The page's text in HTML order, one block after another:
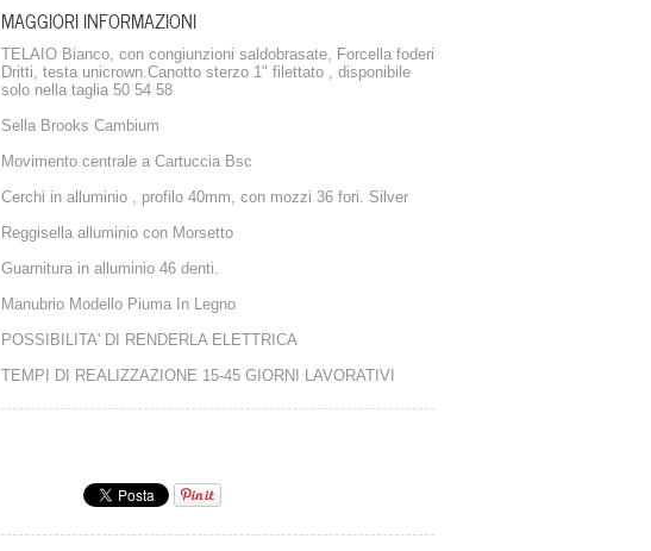
MAGGIORI INFORMAZIONI
TELAIO Bianco, con congiunzioni saldobrasate, Forcella foderi
Dritti, testa unicrown.Canotto sterzo 1" filettato , disponibile
solo nella taglia 50 54 58
Sella Brooks Cambium
Movimento centrale a Cartuccia Bsc
Cerchi in alluminio , profilo 40mm, con mozzi 36 fori. Silver
Reggisella alluminio con Morsetto
Guarnitura in alluminio 46 denti.
Manubrio Modello Piuma In Legno
POSSIBILITA' DI RENDERLA ELETTRICA
TEMPI DI REALIZZAZIONE 15-45 GIORNI LAVORATIVI